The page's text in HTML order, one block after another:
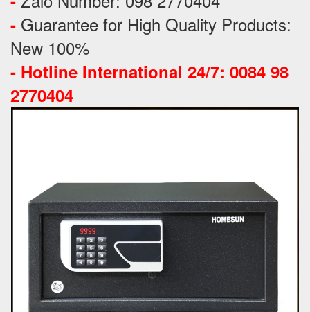
- Guarantee for High Quality Products:
New 100%
- Hotline International 24/7: 0084 98
2770404